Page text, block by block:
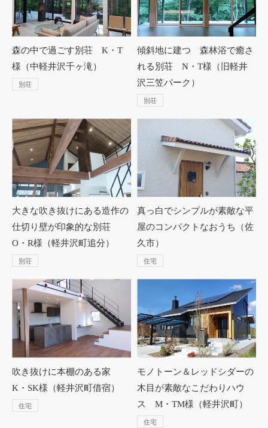
森の中で過ごす別荘 K・T
様（中軽井沢千ヶ滝）
別荘
傾斜地に建つ 森林浴で癒さ
れる別荘 N・T様（旧軽井
沢三笠パーク）
別荘
大きな吹き抜けにある造作の
仕切り壁が印象的な別荘
O・R様（軽井沢町追分）
別荘
真っ白でシンプルが素敵な平
屋のコンパクトなおうち（佐
久市）
住宅
吹き抜けに本棚のある家
K・SK様（軽井沢町借宿）
住宅
モノトーン＆レッドシダーの
木目が素敵なこだわりハウ
ス M・TM様（軽井沢町）
住宅